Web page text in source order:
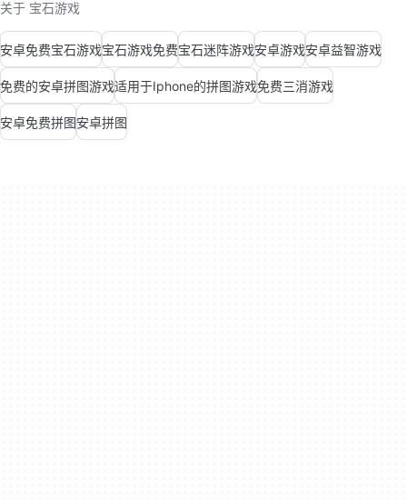
关于 宝石游戏
安卓免费宝石游戏宝石游戏免费宝石迷阵游戏安卓游戏安卓益智游戏
免费的安卓拼图游戏适用于Iphone的拼图游戏免费三消游戏
安卓免费拼图安卓拼图